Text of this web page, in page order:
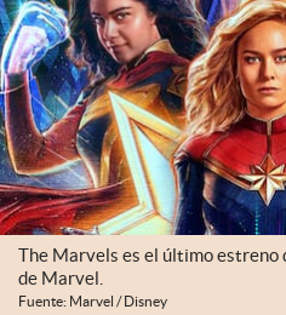
The Marvels es el último
de Marvel.
Fuente: Marvel / Disney